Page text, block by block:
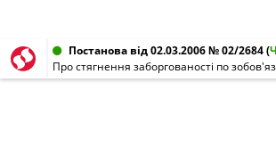
Постанова від 02.03.2006 № 02/2684(
Про стягнення заборгованості по